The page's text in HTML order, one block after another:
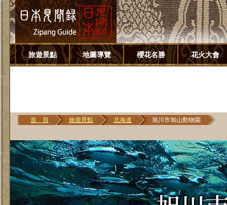
旅遊景點 地圖導覽 櫻花名勝 花火大會
首 頁 旅遊景點 北海道 旭川市旭山動物園